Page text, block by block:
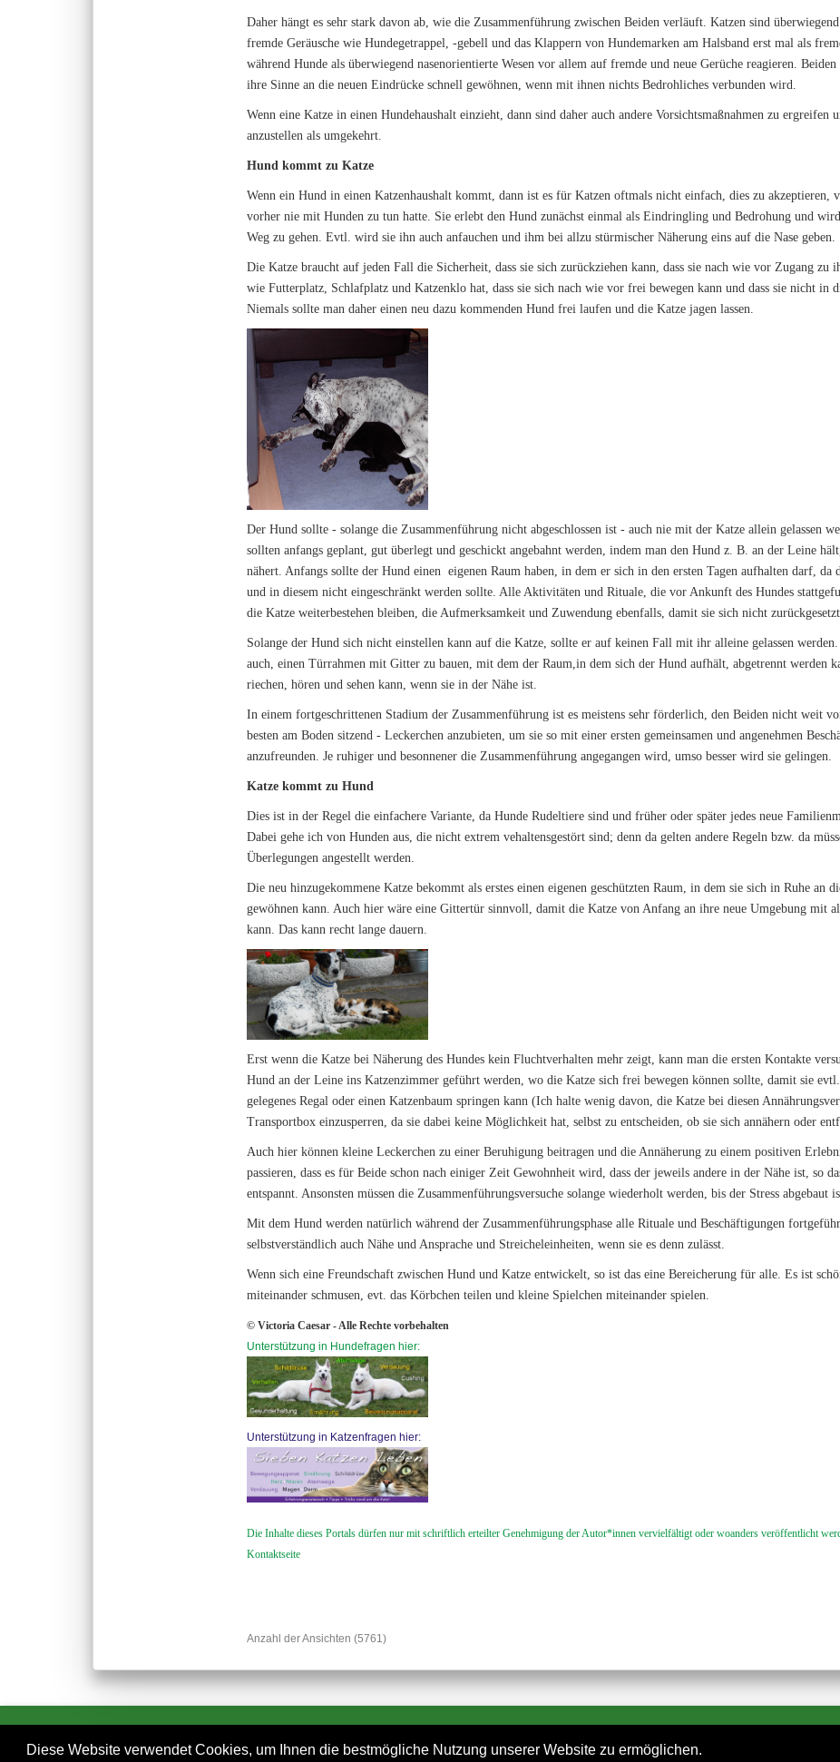
Diese Website verwendet Cookies, um Ihnen die bestmögliche Nutzung unserer Website zu ermöglichen.
Daher hängt es sehr stark davon ab, wie die Zusammenführung zwischen Beiden verläuft. Katzen sind
fremde Geräusche wie Hundegetrappel, -gebell und das Klappern von Hundemarken am Halsband erst mal als
während Hunde als überwiegend nasenorientierte Wesen vor allem auf fremde und neue Gerüche reagieren. Beiden
ihre Sinne an die neuen Eindrücke schnell gewöhnen, wenn mit ihnen nichts Bedrohliches verbunden wird.
Wenn eine Katze in einen Hundehaushalt einzieht, dann sind daher auch andere Vorsichtsmaßnahmen zu ergreifen
anzustellen als umgekehrt.
Hund kommt zu Katze
Wenn ein Hund in einen Katzenhaushalt kommt, dann ist es für Katzen oftmals nicht einfach, dies zu akzeptieren,
vorher nie mit Hunden zu tun hatte. Sie erlebt den Hund zunächst einmal als Eindringling und Bedrohung und
Weg zu gehen. Evtl. wird sie ihn auch anfauchen und ihm bei allzu stürmischer Näherung eins auf die Nase geben.
Die Katze braucht auf jeden Fall die Sicherheit, dass sie sich zurückziehen kann, dass sie nach wie vor Zugang zu
wie Futterplatz, Schlafplatz und Katzenklo hat, dass sie sich nach wie vor frei bewegen kann und dass sie nicht in
Niemals sollte man daher einen neu dazu kommenden Hund frei laufen und die Katze jagen lassen.
Der Hund sollte - solange die Zusammenführung nicht abgeschlossen ist - auch nie mit der Katze allein gelassen
sollten anfangs geplant, gut überlegt und geschickt angebahnt werden, indem man den Hund z. B. an der Leine
nähert. Anfangs sollte der Hund einen eigenen Raum haben, in dem er sich in den ersten Tagen aufhalten darf, da
und in diesem nicht eingeschränkt werden sollte. Alle Aktivitäten und Rituale, die vor Ankunft des Hundes
die Katze weiterbestehen bleiben, die Aufmerksamkeit und Zuwendung ebenfalls, damit sie sich nicht
Solange der Hund sich nicht einstellen kann auf die Katze, sollte er auf keinen Fall mit ihr alleine gelassen
auch, einen Türrahmen mit Gitter zu bauen, mit dem der Raum,in dem sich der Hund aufhält, abgetrennt werden
riechen, hören und sehen kann, wenn sie in der Nähe ist.
In einem fortgeschrittenen Stadium der Zusammenführung ist es meistens sehr förderlich, den Beiden nicht weit
besten am Boden sitzend - Leckerchen anzubieten, um sie so mit einer ersten gemeinsamen und angenehmen
anzufreunden. Je ruhiger und besonnener die Zusammenführung angegangen wird, umso besser wird sie gelingen.
Katze kommt zu Hund
Dies ist in der Regel die einfachere Variante, da Hunde Rudeltiere sind und früher oder später jedes neue
Dabei gehe ich von Hunden aus, die nicht extrem vehaltensgestört sind; denn da gelten andere Regeln bzw. da
Überlegungen angestellt werden.
Die neu hinzugekommene Katze bekommt als erstes einen eigenen geschützten Raum, in dem sie sich in Ruhe an
gewöhnen kann. Auch hier wäre eine Gittertür sinnvoll, damit die Katze von Anfang an ihre neue Umgebung mit
kann. Das kann recht lange dauern.
Erst wenn die Katze bei Näherung des Hundes kein Fluchtverhalten mehr zeigt, kann man die ersten Kontakte
Hund an der Leine ins Katzenzimmer geführt werden, wo die Katze sich frei bewegen können sollte, damit sie
gelegenes Regal oder einen Katzenbaum springen kann (Ich halte wenig davon, die Katze bei diesen
Transportbox einzusperren, da sie dabei keine Möglichkeit hat, selbst zu entscheiden, ob sie sich annähern oder
Auch hier können kleine Leckerchen zu einer Beruhigung beitragen und die Annäherung zu einem positiven
passieren, dass es für Beide schon nach einiger Zeit Gewohnheit wird, dass der jeweils andere in der Nähe ist, so
entspannt. Ansonsten müssen die Zusammenführungsversuche solange wiederholt werden, bis der Stress abgebaut
Mit dem Hund werden natürlich während der Zusammenführungsphase alle Rituale und Beschäftigungen
selbstverständlich auch Nähe und Ansprache und Streicheleinheiten, wenn sie es denn zulässt.
Wenn sich eine Freundschaft zwischen Hund und Katze entwickelt, so ist das eine Bereicherung für alle. Es ist
miteinander schmusen, evt. das Körbchen teilen und kleine Spielchen miteinander spielen.
© Victoria Caesar - Alle Rechte vorbehalten
Unterstützung in Hundefragen hier:
Unterstützung in Katzenfragen hier:
Die Inhalte dieses Portals dürfen nur mit schriftlich erteilter Genehmigung der Autor*innen vervielfältigt oder woanders veröffentlicht
Kontaktseite
Anzahl der Ansichten (5761)